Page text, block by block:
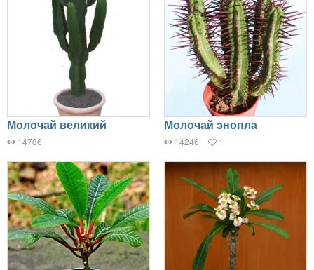
Молочай великий
14786
Молочай энопла
14246 1